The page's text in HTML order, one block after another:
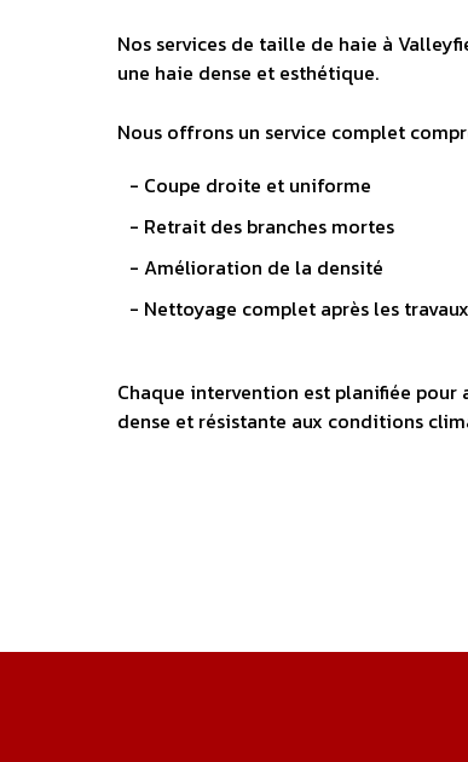
Nos services de taille de haie à
une haie dense et esthétique.
Nous offrons un service complet
- Coupe droite et uniforme
- Retrait des branches mortes
- Amélioration de la densité
- Nettoyage complet après les travaux
Chaque intervention est planifiée pour
dense et résistante aux conditions